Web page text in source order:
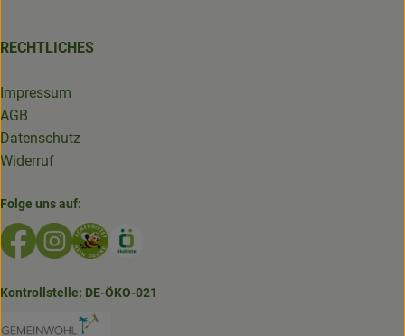
RECHTLICHES
Impressum
AGB
Datenschutz
Widerruf
Folge uns auf:
Externer Link zu https://www.facebook.com/
Externer Link zu https://www.instagram.com/
Externer Link zu https://www.bioladen-
Kontrollstelle: DE-ÖKO-021